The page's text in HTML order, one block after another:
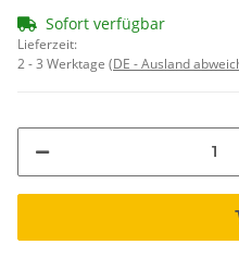
Sofort verfügbar
Lieferzeit:
2 - 3 Werktage (DE - Ausland